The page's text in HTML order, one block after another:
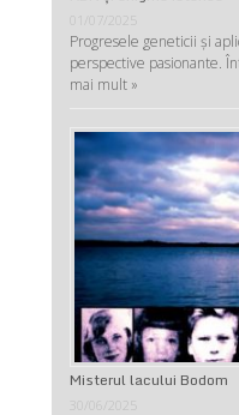
01/07/2025
Progresele geneticii şi
perspective pasionante.
mai mult »
Misterul lacului Bodom